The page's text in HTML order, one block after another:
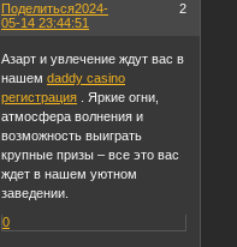
Поделиться 2
2024-
05-14 23:44:51
Азарт и увлечение ждут вас в
нашемdaddy casino
регистрация . Яркие огни,
атмосфера волнения и
возможность выиграть
крупные призы – все это вас
ждет в нашем уютном
заведении.
0